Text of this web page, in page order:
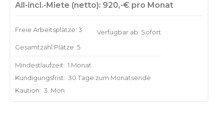
All-incl.-Miete (netto): 920,-€ pro Monat
Freie Arbeitsplätze: 3
Gesamtzahl Plätze: 5
Verfügbar ab: Sofort
Mindestlaufzeit: 1 Monat
Kündigungsfrist: 30 Tage zum Monatsende
Kaution: 3. Mon